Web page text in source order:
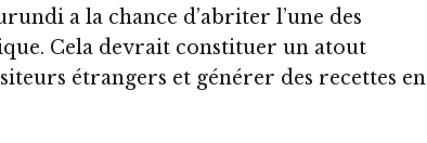
a la chance d’abriter l’une des
Cela devrait constituer un atout
étrangers et générer des recettes en